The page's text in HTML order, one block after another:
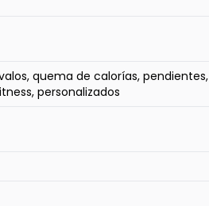
quema de calorías, pendientes,
personalizados